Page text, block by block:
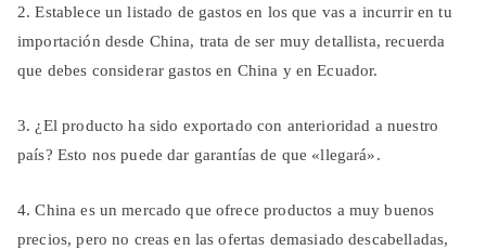
2. Establece un listado de gastos en los que vas a incurrir en tu
importación desde China, trata de ser muy detallista, recuerda
que debes considerar gastos en China y en Ecuador.
3. ¿El producto ha sido exportado con anterioridad a nuestro
país? Esto nos puede dar garantías de que «llegará».
4. China es un mercado que ofrece productos a muy buenos
precios, pero no creas en las ofertas demasiado descabelladas,